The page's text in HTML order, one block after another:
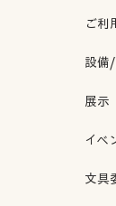
ご利
設備
展示
イベ
文具